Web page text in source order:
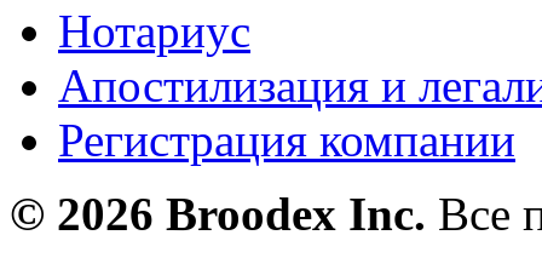
Нотариус
Апостилизация и
Регистрация компании
© 2026 Broodex Inc. Все